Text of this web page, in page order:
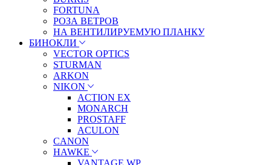
FORTUNA
РОЗА ВЕТРОВ
НА ВЕНТИЛИРУЕМУЮ ПЛАНКУ
БИНОКЛИ
VECTOR OPTICS
STURMAN
ARKON
NIKON
ACTION EX
MONARCH
PROSTAFF
ACULON
CANON
HAWKE
VANTAGE WP